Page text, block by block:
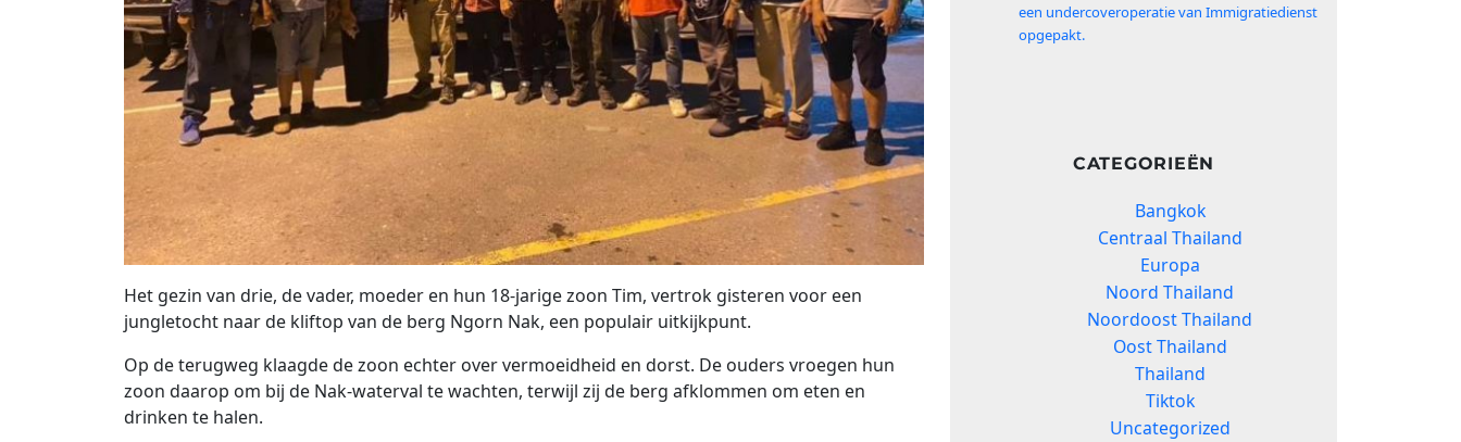
Het gezin van drie, de vader, moeder en hun 18-jarige zoon Tim, vertrok gisteren voor een
jungletocht naar de kliftop van de berg Ngorn Nak, een populair uitkijkpunt.
Op de terugweg klaagde de zoon echter over vermoeidheid en dorst. De ouders vroegen hun
zoon daarop om bij de Nak-waterval te wachten, terwijl zij de berg afklommen om eten en
drinken te halen.
een undercoveroperatie van Immigratiedienst
opgepakt.
CATEGORIEËN
Bangkok
Centraal Thailand
Europa
Noord Thailand
Noordoost Thailand
Oost Thailand
Thailand
Tiktok
Uncategorized